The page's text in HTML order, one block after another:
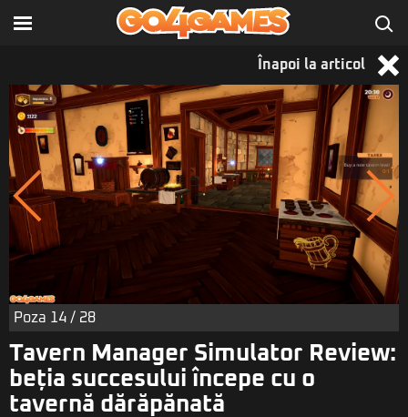
Înapoi la articol
Poza 14 / 28
Tavern Manager Simulator Review:
beția succesului începe cu o
tavernă dărăpănată